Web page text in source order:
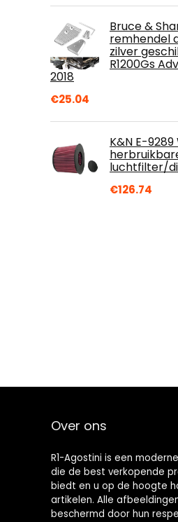
Bruce &
remhendel
zilver
R1200Gs
2018
€25.04
K&N E-
luchtfilter/
€126.74
Over ons
R1-Agostini is een
die de best verkopende
biedt en u op de hoogte
artikelen. Alle
beschermd door hun